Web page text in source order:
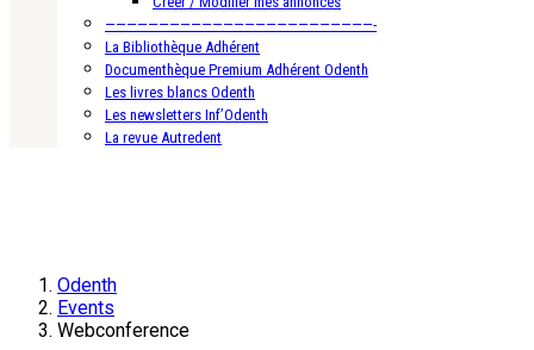
—————————————————————————-
La Bibliothèque Adhérent
Documenthèque Premium Adhérent Odenth
Les livres blancs Odenth
Les newsletters Inf’Odenth
La revue Autredent
Odenth
Events
Webconference